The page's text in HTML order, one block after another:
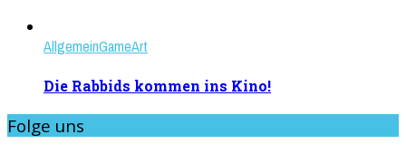
AllgemeinGameArt
Die Rabbids kommen ins Kino!
Folge uns